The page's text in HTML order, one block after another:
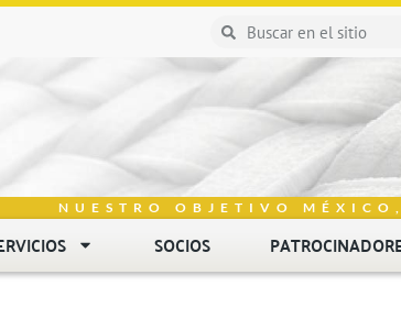
NUESTRO OBJETIVO
SOCIOS